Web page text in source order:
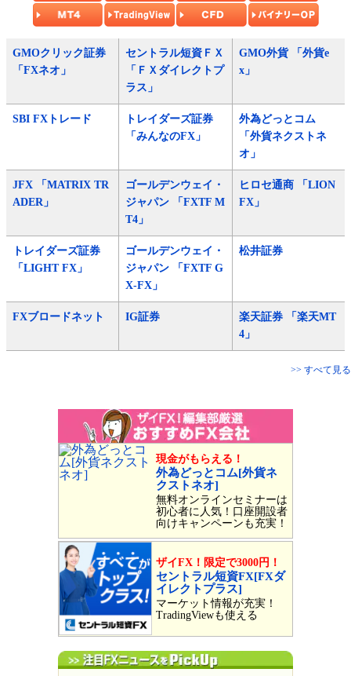
GMOクリック証券
「FXネオ」
セントラル短資ＦＸ
「ＦＸダイレクトプ
ラス」
GMO外貨 「外貨e
x」
SBI FXトレード
トレイダーズ証券
「みんなのFX」
外為どっとコム
「外貨ネクストネ
オ」
JFX 「MATRIX TR
ADER」
ゴールデンウェイ・
ジャパン 「FXTF M
T4」
ヒロセ通商 「LION
FX」
トレイダーズ証券
「LIGHT FX」
ゴールデンウェイ・
ジャパン 「FXTF G
X-FX」
松井証券
FXブロードネット IG証券
楽天証券 「楽天MT
4」
>> すべて見る
現金がもらえる！
外為どっとコム[外貨ネ
クストネオ]
無料オンラインセミナーは
初心者に人気！口座開設者
向けキャンペーンも充実！
ザイFX！限定で3000円！
セントラル短資FX[FXダ
イレクトプラス]
マーケット情報が充実！
TradingViewも使える